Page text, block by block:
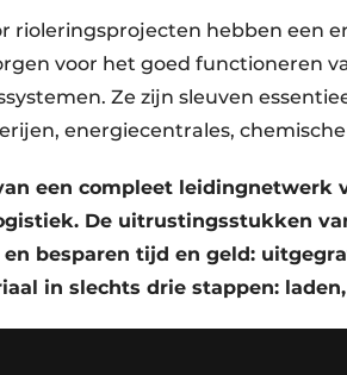
rioleringsprojecten hebben een
voor het goed functioneren
Ze zijn sleuven
energiecentrales,
een compleet leidingnetwerk
De uitrustingsstukken
besparen tijd en geld:
in slechts drie stappen: